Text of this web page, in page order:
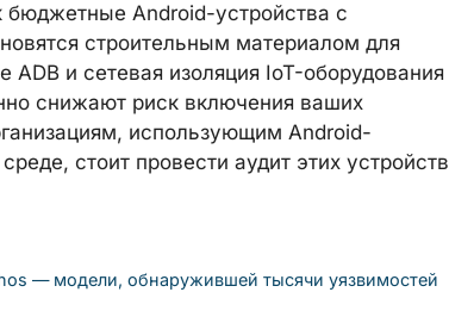
бюджетные Android-устройства с
строительным материалом для
и сетевая изоляция IoT-оборудования
снижают риск включения ваших
использующим Android-
стоит провести аудит этих устройств
— модели, обнаружившей тысячи уязвимостей